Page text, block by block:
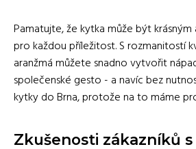
Pamatujte, že kytka může být
pro každou příležitost. S rozmanitostí
aranžmá můžete snadno vytvořit
společenské gesto - a navíc bez
kytky do Brna, protože na to máme
Zkušenosti zákazníků